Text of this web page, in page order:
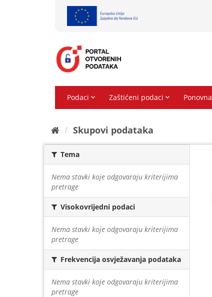
Skupovi podаtаkа
Tema
Nema stavki koje odgovaraju kriterijima
pretrage
Visokovrijedni podaci
Nema stavki koje odgovaraju kriterijima
pretrage
Frekvencija osvježavanja podataka
Nema stavki koje odgovaraju kriterijima
pretrage